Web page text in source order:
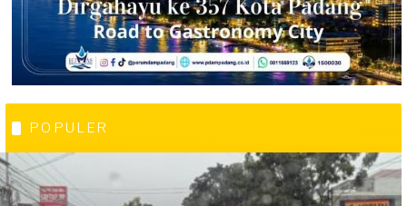
POPULER